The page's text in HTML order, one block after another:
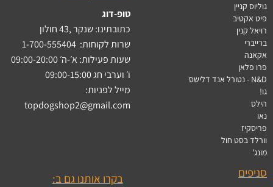
גוליוס קניין
פיט אקטיב
רויאל קנין
ברייברי
אקאנה
פרו פלאן
N&D - נטורל אנד דלישס
גו!
הילס
נאו
פריסקיז
וורלד בסט חול
מונג'
טופ-דוג
כתובתינו: שנקר ,43 חולון
שרות לקוחות: 1-700-555404
שעות פעילות: א׳-ה׳ 09:00-20:00
ו׳ וערבי חג 09:00-15:00
מייל לפניות:
topdogshop2@gmail.com
סניפים בקרו אותנו גם ב: